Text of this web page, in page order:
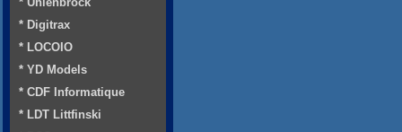
* Digitrax
* LOCOIO
* YD Models
* CDF Informatique
* LDT Littfinski